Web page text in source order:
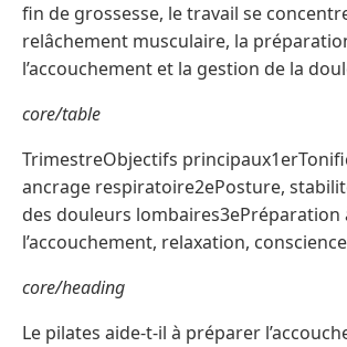
fin de grossesse, le travail se
relâchement musculaire, la
l’accouchement et la gestion de la
core/table
TrimestreObjectifs
ancrage respiratoire2ePosture,
des douleurs lombaires3ePréparation
l’accouchement, relaxation,
core/heading
Le pilates aide-t-il à préparer